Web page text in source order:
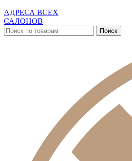
АДРЕСА ВСЕХ
САЛОНОВ